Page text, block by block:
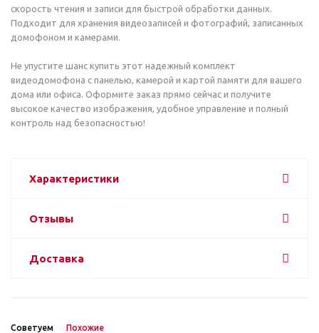
скорость чтения и записи для быстрой обработки данных.
Подходит для хранения видеозаписей и фотографий, записанных
домофоном и камерами.
Не упустите шанс купить этот надежный комплект
видеодомофона с панелью, камерой и картой памяти для вашего
дома или офиса. Оформите заказ прямо сейчас и получите
высокое качество изображения, удобное управление и полный
контроль над безопасностью!
Характеристики
Отзывы
Доставка
Советуем Похожие